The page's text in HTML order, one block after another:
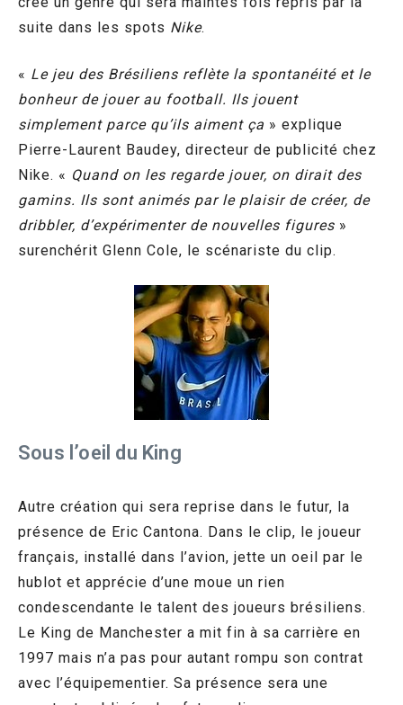
suite dans les spots Nike.
« Le jeu des Brésiliens reflète la spontanéité et le
bonheur de jouer au football. Ils jouent
simplement parce qu’ils aiment ça » explique
Pierre-Laurent Baudey, directeur de publicité chez
Nike. « Quand on les regarde jouer, on dirait des
gamins. Ils sont animés par le plaisir de créer, de
dribbler, d’expérimenter de nouvelles figures »
surenchérit Glenn Cole, le scénariste du clip.
Sous l’oeil du King
Autre création qui sera reprise dans le futur, la
présence de Eric Cantona. Dans le clip, le joueur
français, installé dans l’avion, jette un oeil par le
hublot et apprécie d’une moue un rien
condescendante le talent des joueurs brésiliens.
Le King de Manchester a mit fin à sa carrière en
1997 mais n’a pas pour autant rompu son contrat
avec l’équipementier. Sa présence sera une